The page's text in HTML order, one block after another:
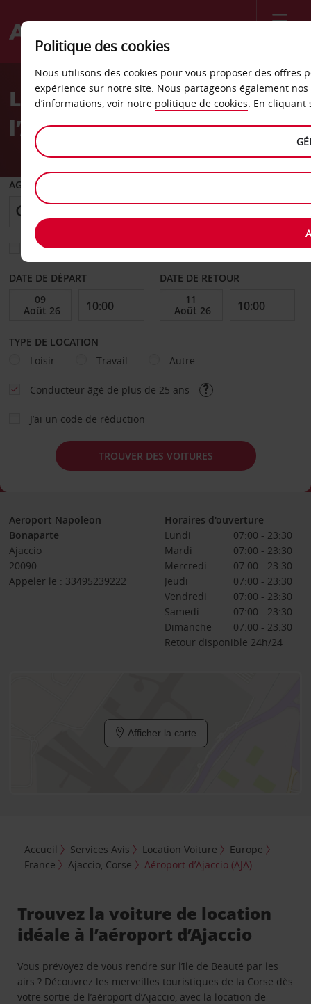
Welcome
AvisLa location de voiture à
l’Aéroport d’Ajaccio (AJA)
AGENCE DE DÉPART
Sélectionnez une autre agence de retour
DATE DE DÉPART DATE DE RETOUR
TYPE DE LOCATION
Loisir
Travail Autre
Conducteur âgé de plus de 25 ans
J’ai un code de réduction
TROUVER DES VOITURES
Aeroport Napoleon
Bonaparte
Ajaccio
20090
Appeler le : 33495239222
Horaires d'ouverture
Lundi
07:00 - 23:30
Mardi
07:00 - 23:30
Mercredi
07:00 - 23:30
Jeudi
07:00 - 23:30
Vendredi
07:00 - 23:30
Samedi
07:00 - 23:30
Dimanche
07:00 - 23:30
Retour disponible 24h/24
Afficher la carte
Accueil Services Avis Location Voiture
Europe
France
Ajaccio, Corse Aéroport d’Ajaccio (AJA)
Trouvez la voiture de location
idéale à l’aéroport d’Ajaccio
Vous prévoyez de vous rendre sur l’île de Beauté par les
airs ? Découvrez les merveilles touristiques de la Corse dès
votre sortie de l’aéroport d’Ajaccio, avec la location de
Politique des cookies
Nous utilisons des cookies pour vous proposer des
expérience sur notre site. Nous partageons également
d’informations, voir notre politique de cookies. En cliquant